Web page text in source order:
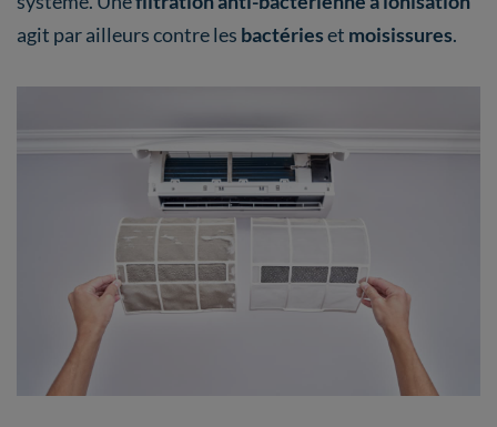
agit par ailleurs contre les bactérieset moisissures.